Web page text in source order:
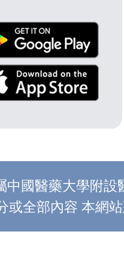
國醫藥大學附
或全部內容 本網